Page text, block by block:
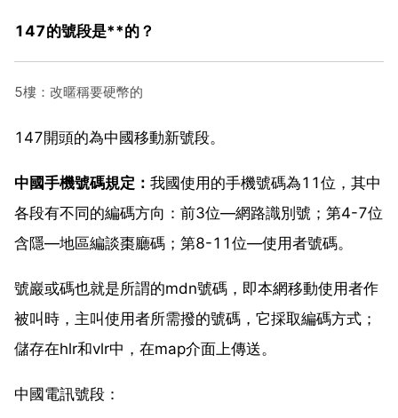
147的號段是**的？
5樓：改暱稱要硬幣的
147開頭的為中國移動新號段。
中國手機號碼規定： 我國使用的手機號碼為11位，其中
各段有不同的編碼方向：前3位—網路識別號；第4-7位
含隱—地區編談棗廳碼；第8-11位—使用者號碼。
號巖或碼也就是所謂的mdn號碼，即本網移動使用者作
被叫時，主叫使用者所需撥的號碼，它採取編碼方式；
儲存在hlr和vlr中，在map介面上傳送。
中國電訊號段：